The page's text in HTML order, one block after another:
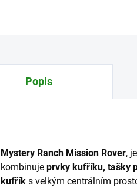
Popis
Mystery Ranch Mission Rover,
kombinuje prvky kufříku, tašky
kufřík s velkým centrálním